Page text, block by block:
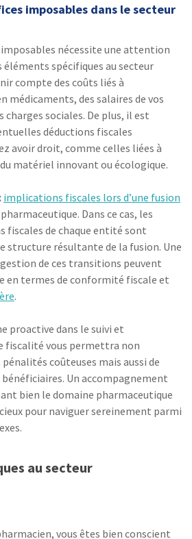
imposables dans le secteur
nécessite une attention
spécifiques au secteur
compte des coûts liés à
médicaments, des salaires de vos
charges sociales. De plus, il est
déductions fiscales
avoir droit, comme celles liées à
matériel innovant ou écologique.
implications fiscales lors d’une fusion
Dans ce cas, les
de chaque entité sont
structure résultante de la fusion. Une
de ces transitions peuvent
en termes de conformité fiscale et
.
proactive dans le suivi et
fiscalité vous permettra non
coûteuses mais aussi de
Un accompagnement
bien le domaine pharmaceutique
pour naviguer sereinement parmi
au secteur
vous êtes bien conscient